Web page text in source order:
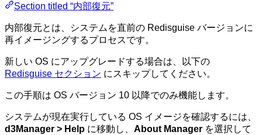
Section titled “内部復元”
内部復元とは、システムを直前の Redisguise バージョンに
再イメージングするプロセスです。
新しい OS にアップグレードする場合は、以下の
Redisguise セクション にスキップしてください。
この手順は OS バージョン 10 以降でのみ機能します。
システムが現在実行している OS イメージを確認するには、
d3Manager > Help に移動し、 About Manager を選択して